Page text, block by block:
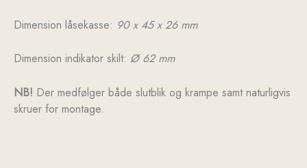
Dimension låsekasse: 90 x 45 x 26 mm
Dimension indikator skilt: Ø 62 mm
NB! Der medfølger både slutblik og krampe samt naturligvis
skruer for montage.